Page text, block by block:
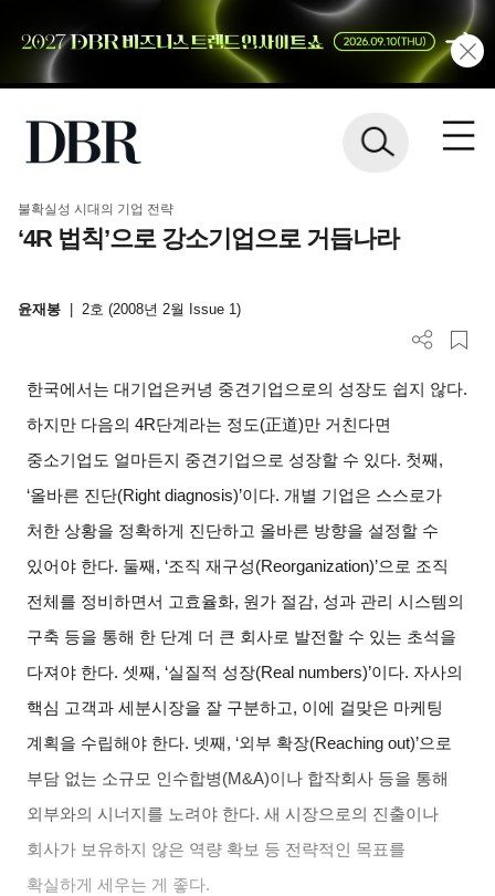
불확실성 시대의 기업 전략
‘4R 법칙’으로 강소기업으로 거듭나라
윤재봉 2호 (2008년 2월 Issue 1)
한국에서는 대기업은커녕 중견기업으로의 성장도 쉽지 않다.
하지만 다음의 4R단계라는 정도(正道)만 거친다면
중소기업도 얼마든지 중견기업으로 성장할 수 있다. 첫째,
‘올바른 진단(Right diagnosis)’이다. 개별 기업은 스스로가
처한 상황을 정확하게 진단하고 올바른 방향을 설정할 수
있어야 한다. 둘째, ‘조직 재구성(Reorganization)’으로 조직
전체를 정비하면서 고효율화, 원가 절감, 성과 관리 시스템의
구축 등을 통해 한 단계 더 큰 회사로 발전할 수 있는 초석을
다져야 한다. 셋째, ‘실질적 성장(Real numbers)’이다. 자사의
핵심 고객과 세분시장을 잘 구분하고, 이에 걸맞은 마케팅
계획을 수립해야 한다. 넷째, ‘외부 확장(Reaching out)’으로
부담 없는 소규모 인수합병(M&A)이나 합작회사 등을 통해
외부와의 시너지를 노려야 한다. 새 시장으로의 진출이나
회사가 보유하지 않은 역량 확보 등 전략적인 목표를
확실하게 세우는 게 좋다.